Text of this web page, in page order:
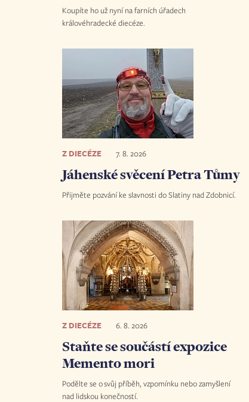
Koupíte ho už nyní na farních úřadech
královéhradecké diecéze.
Z DIECÉZE 7. 8. 2026
Jáhenské svěcení Petra Tůmy
Přijměte pozvání ke slavnosti do Slatiny nad Zdobnicí.
Z DIECÉZE 6. 8. 2026
Staňte se součástí expozice
Memento mori
Podělte se o svůj příběh, vzpomínku nebo zamyšlení
nad lidskou konečností.